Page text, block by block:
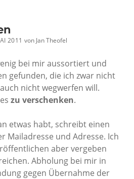
2011 vonJan Theofel
bei mir aussortiert und
gefunden, die ich zwar nicht
nicht wegwerfen will.
zu verschenken.
etwas habt, schreibt einen
Mailadresse und Adresse. Ich
aber vergeben
Abholung bei mir in
gegen Übernahme der